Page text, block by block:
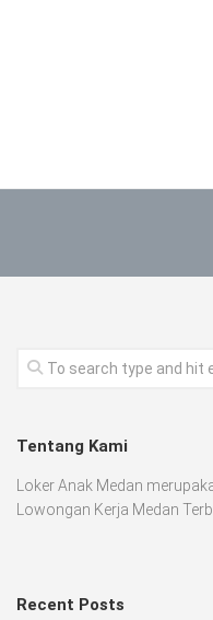
Tentang Kami
Loker Anak Medan
Lowongan Kerja Medan
Recent Posts